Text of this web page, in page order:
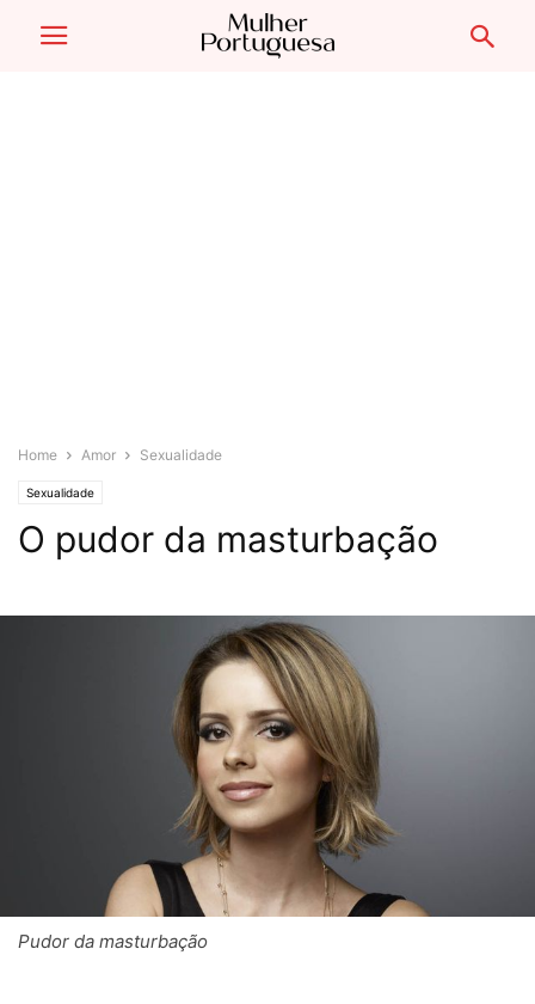
Home Amor Sexualidade
Sexualidade
O pudor da masturbação
Pudor da masturbação